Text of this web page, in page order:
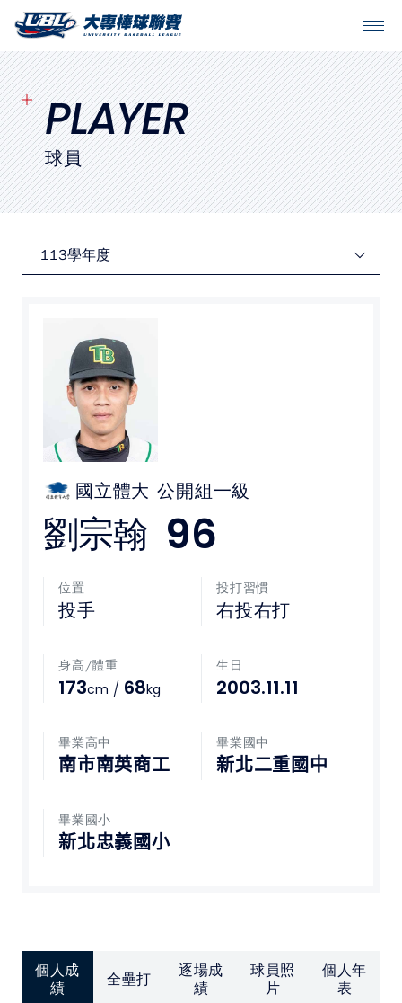
SITEMAP
首頁
球隊戰績
賽程表
球隊與球員
比賽場地
最新消息
媒體文章
下載專區
聯絡我們
POLICY
隱私權政策
網站使用條款
教育部體育署
中華民國大專院校體育總會
PLAYER
球員
國立體大 公開組一級
劉宗翰 96
位置
投手
投打習慣
右投右打
身高/體重
173cm / 68kg
生日
2003.11.11
畢業高中
南市南英商工
畢業國中
新北二重國中
畢業國小
新北忠義國小
個人成
績
全壘打
逐場成
績
球員照
片
個人年
表